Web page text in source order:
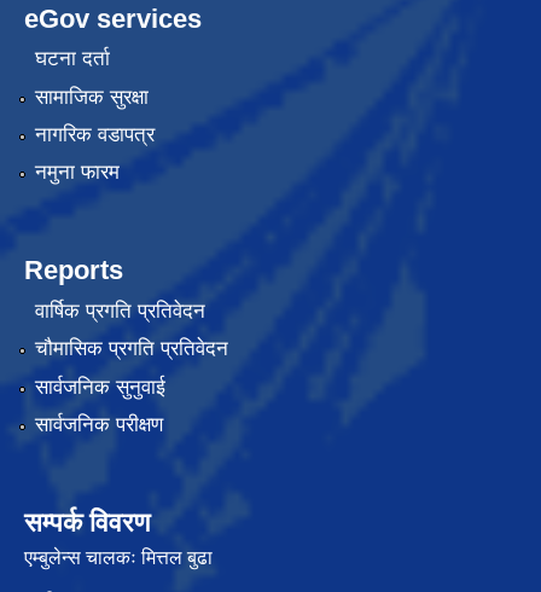
eGov services
घटना दर्ता
सामाजिक सुरक्षा
नागरिक वडापत्र
नमुना फारम
Reports
वार्षिक प्रगति प्रतिवेदन
चौमासिक प्रगति प्रतिवेदन
सार्वजनिक सुनुवाई
सार्वजनिक परीक्षण
सम्पर्क विवरण
एम्बुलेन्स चालकः मित्तल बुढा